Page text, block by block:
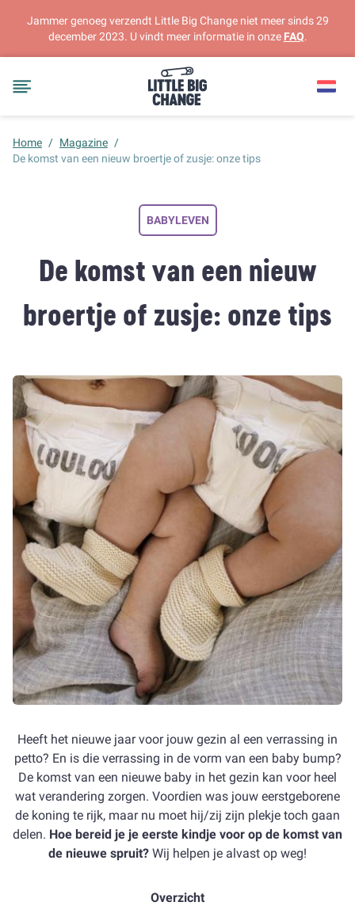
Jammer genoeg verzendt Little Big Change niet meer sinds 29
december 2023. U vindt meer informatie in onze FAQ.
Home / Magazine /
De komst van een nieuw broertje of zusje: onze tips
BABYLEVEN
De komst van een nieuw
broertje of zusje: onze tips
Heeft het nieuwe jaar voor jouw gezin al een verrassing in
petto? En is die verrassing in de vorm van een baby bump?
De komst van een nieuwe baby in het gezin kan voor heel
wat verandering zorgen. Voordien was jouw eerstgeborene
de koning te rijk, maar nu moet hij/zij zijn plekje toch gaan
delen. Hoe bereid je je eerste kindje voor op de komst van
de nieuwe spruit? Wij helpen je alvast op weg!
Overzicht